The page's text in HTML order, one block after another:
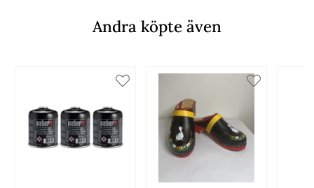
Andra köpte även